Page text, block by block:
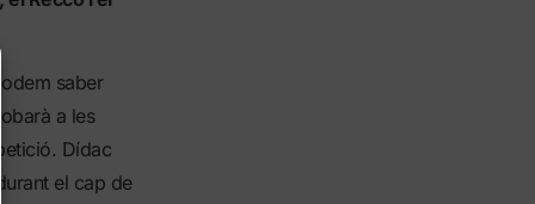
saber
a les
Dídac
el cap de